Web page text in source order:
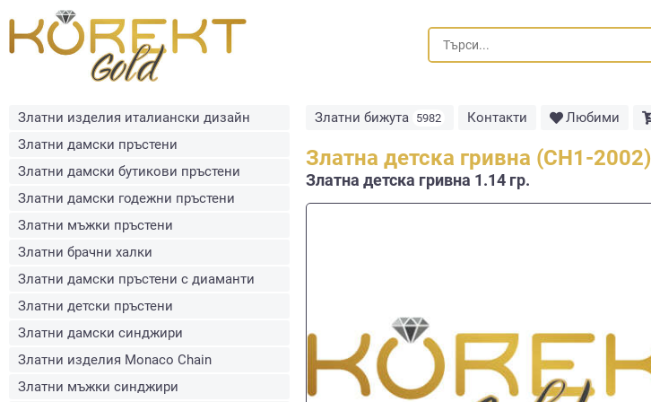
Златни изделия италиански дизайн
Златни дамски пръстени
Златни дамски бутикови пръстени
Златни дамски годежни пръстени
Златни мъжки пръстени
Златни брачни халки
Златни дамски пръстени с диаманти
Златни детски пръстени
Златни дамски синджири
Златни изделия Monaco Chain
Златни мъжки синджири
Златни бижута 5982 Контакти Любими
Златна детска гривна (СН1-2002)
Златна детска гривна 1.14 гр.